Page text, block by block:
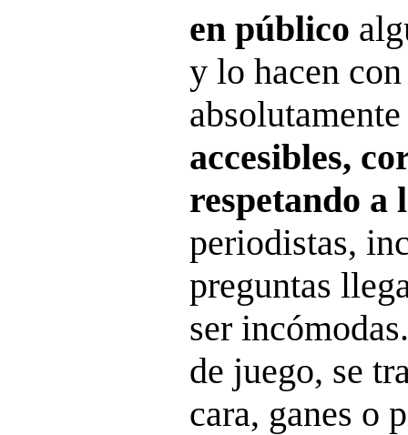
en público
y lo hacen
accesibles,
respetando a
periodistas,
preguntas
ser
de juego, se
cara, ganes o